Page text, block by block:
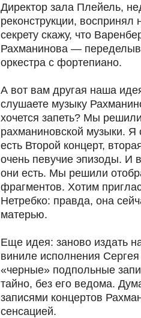
Директор зала Плейель,
реконструкции,
секрету скажу, что
Рахманинова —
оркестра с фортепиано.
А вот вам другая наша
слушаете музыку
хочется запеть? Мы
рахманиновской музыки.
есть Второй концерт,
очень певучие эпизоды. И
они есть. Мы решили
фрагментов. Хотим
Нетребко: правда, она
матерью.
Еще идея: заново издать
виниле исполнения
«черные» подпольные
тайно, без его ведома.
записями концертов
сенсацией.